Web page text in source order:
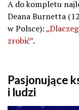
A do kompletu
Deana Burnetta
w Polsce):
zrobić”.
Pasjonujące
i ludzi